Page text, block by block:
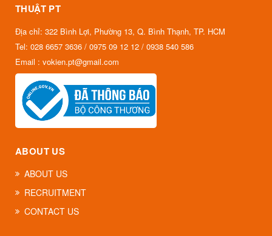
THUẬT PT
Địa chỉ: 322 Bình Lợi, Phường 13, Q. Bình Thạnh, TP. HCM
Tel: 028 6657 3636 / 0975 09 12 12 / 0938 540 586
Email : vokien.pt@gmail.com
ABOUT US
ABOUT US
RECRUITMENT
CONTACT US